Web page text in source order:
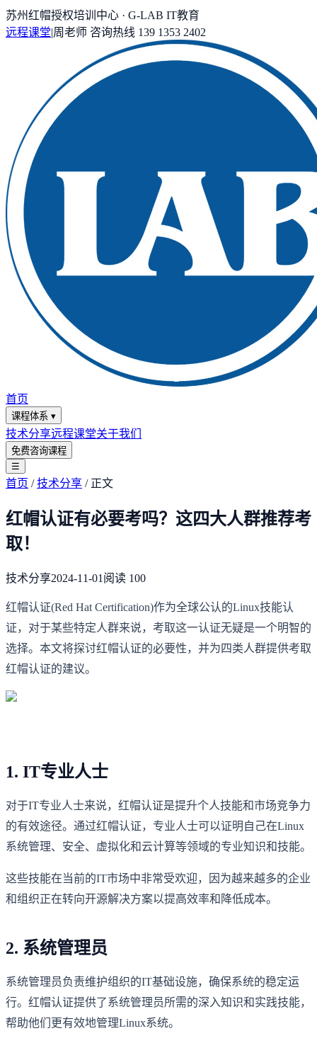
苏州红帽授权培训中心 · G-LAB IT教育
远程课堂|周老师 咨询热线 139 1353 2402
首页
课程体系 ▾
技术分享远程课堂关于我们
免费咨询课程
☰
首页 /技术分享 / 正文
红帽认证有必要考吗？这四大人群推荐考
取！
技术分享2024-11-01 阅读 100
红帽认证(Red Hat Certification)作为全球公认的Linux技能认
证，对于某些特定人群来说，考取这一认证无疑是一个明智的
选择。本文将探讨红帽认证的必要性，并为四类人群提供考取
红帽认证的建议。
1. IT专业人士
对于IT专业人士来说，红帽认证是提升个人技能和市场竞争力
的有效途径。通过红帽认证，专业人士可以证明自己在Linux
系统管理、安全、虚拟化和云计算等领域的专业知识和技能。
这些技能在当前的IT市场中非常受欢迎，因为越来越多的企业
和组织正在转向开源解决方案以提高效率和降低成本。
2. 系统管理员
系统管理员负责维护组织的IT基础设施，确保系统的稳定运
行。红帽认证提供了系统管理员所需的深入知识和实践技能，
帮助他们更有效地管理Linux系统。